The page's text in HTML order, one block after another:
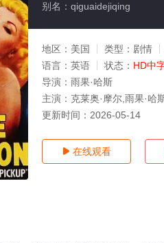
别名：qiguaidejiqing
地区： 美国 类型： 剧情
语言： 英语 状态： HD中
导演： 雨果·哈斯
主演： 克莱奥·摩尔,雨果·哈
更新时间： 2026-05-14
 在线观看